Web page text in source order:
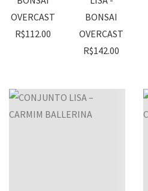
OVERCAST
R$112.00
BONSAI
OVERCAST
R$142.00